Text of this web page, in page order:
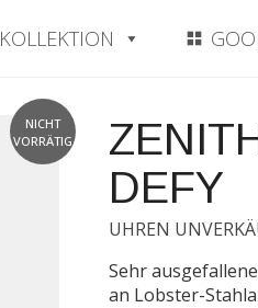
KOLLEKTION
NICHT
VORRÄTIG
DEFY
UHREN
Sehr
an Lobster-